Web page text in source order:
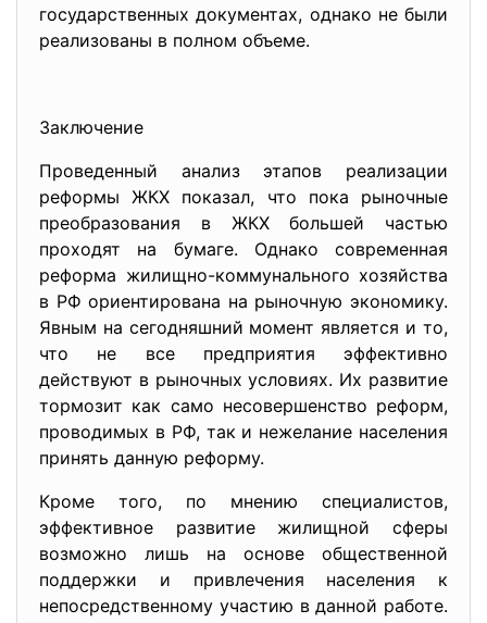
государственных документах, однако не были
реализованы в полном объеме.
Заключение
Проведенный анализ этапов реализации
реформы ЖКХ показал, что пока рыночные
преобразования в ЖКХ большей частью
проходят на бумаге. Однако современная
реформа жилищно-коммунального хозяйства
в РФ ориентирована на рыночную экономику.
Явным на сегодняшний момент является и то,
что не все предприятия эффективно
действуют в рыночных условиях. Их развитие
тормозит как само несовершенство реформ,
проводимых в РФ, так и нежелание населения
принять данную реформу.
Кроме того, по мнению специалистов,
эффективное развитие жилищной сферы
возможно лишь на основе общественной
поддержки и привлечения населения к
непосредственному участию в данной работе.